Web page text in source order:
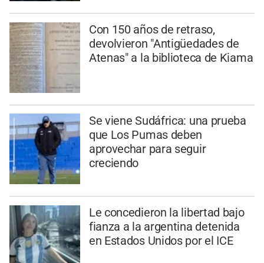
Con 150 años de retraso,
devolvieron "Antigüedades de
Atenas" a la biblioteca de Kiama
Se viene Sudáfrica: una prueba
que Los Pumas deben
aprovechar para seguir
creciendo
Le concedieron la libertad bajo
fianza a la argentina detenida
en Estados Unidos por el ICE